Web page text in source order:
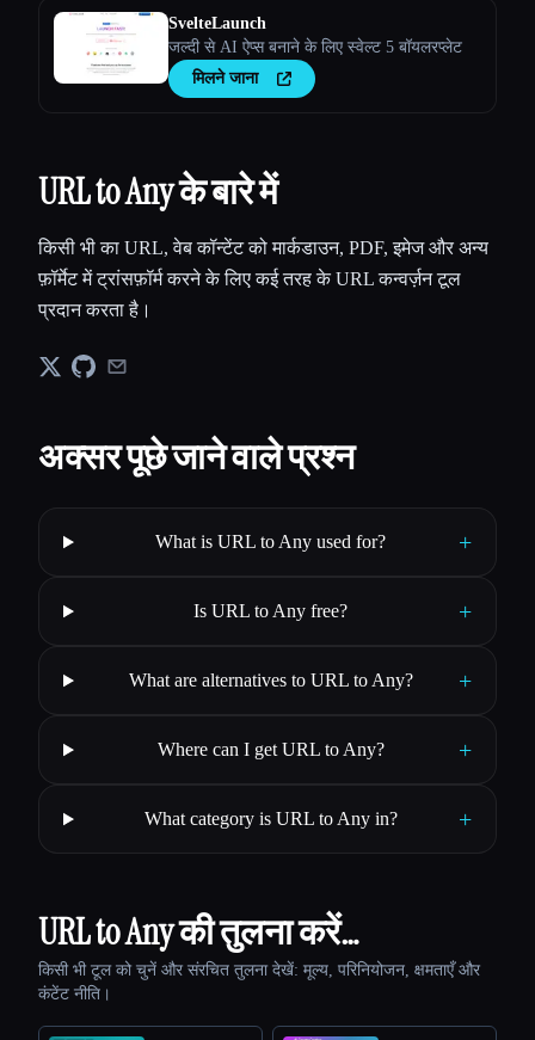
SvelteLaunch
जल्दी से AI ऐप्स बनाने के लिए स्वेल्ट 5 बॉयलरप्लेट
मिलने जाना
URL to Any के बारे में
किसी भी का URL, वेब कॉन्टेंट को मार्कडाउन, PDF, इमेज और अन्य
फ़ॉर्मेट में ट्रांसफ़ॉर्म करने के लिए कई तरह के URL कन्वर्ज़न टूल
प्रदान करता है।
अक्सर पूछे जाने वाले प्रश्न
What is URL to Any used for? +
Is URL to Any free? +
What are alternatives to URL to Any? +
Where can I get URL to Any? +
What category is URL to Any in? +
URL to Any की तुलना करें…
किसी भी टूल को चुनें और संरचित तुलना देखें: मूल्य, परिनियोजन, क्षमताएँ और
कंटेंट नीति।